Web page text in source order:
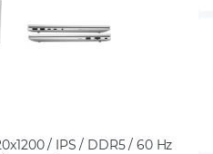
/ IPS / DDR5 / 60 Hz